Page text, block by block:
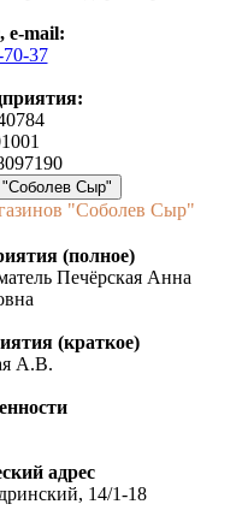
е-mail:
37
"Соболев Сыр"
"Соболев Сыр"
(полное)
Печёрская Анна
(краткое)
А.В.
адрес
14/1-18